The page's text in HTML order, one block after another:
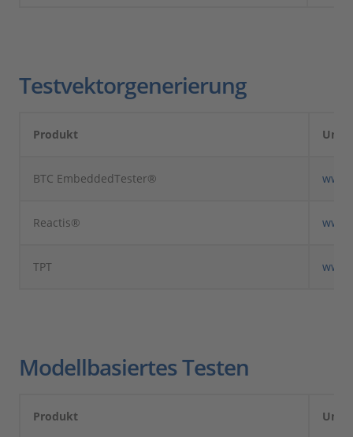
Testvektorgenerierung
Produkt
BTC EmbeddedTester®
Reactis®
TPT
Modellbasiertes Testen
Produkt